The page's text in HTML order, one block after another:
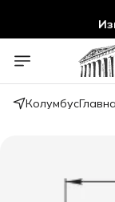
Колумбус